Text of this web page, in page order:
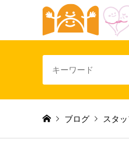
ブログ スタ